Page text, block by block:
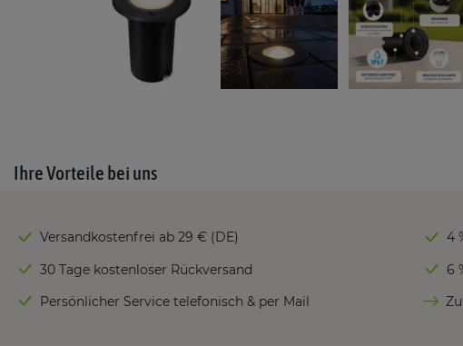
Ihre Vorteile bei uns
Versandkostenfrei ab 29 € (DE)
30 Tage kostenloser Rückversand
Persönlicher Service telefonisch & per Mail
4
6